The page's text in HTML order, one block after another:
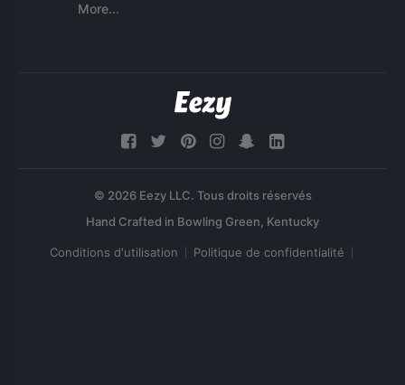
More...
© 2026 Eezy LLC. Tous droits réservés
Conditions d'utilisation Politique de confidentialité